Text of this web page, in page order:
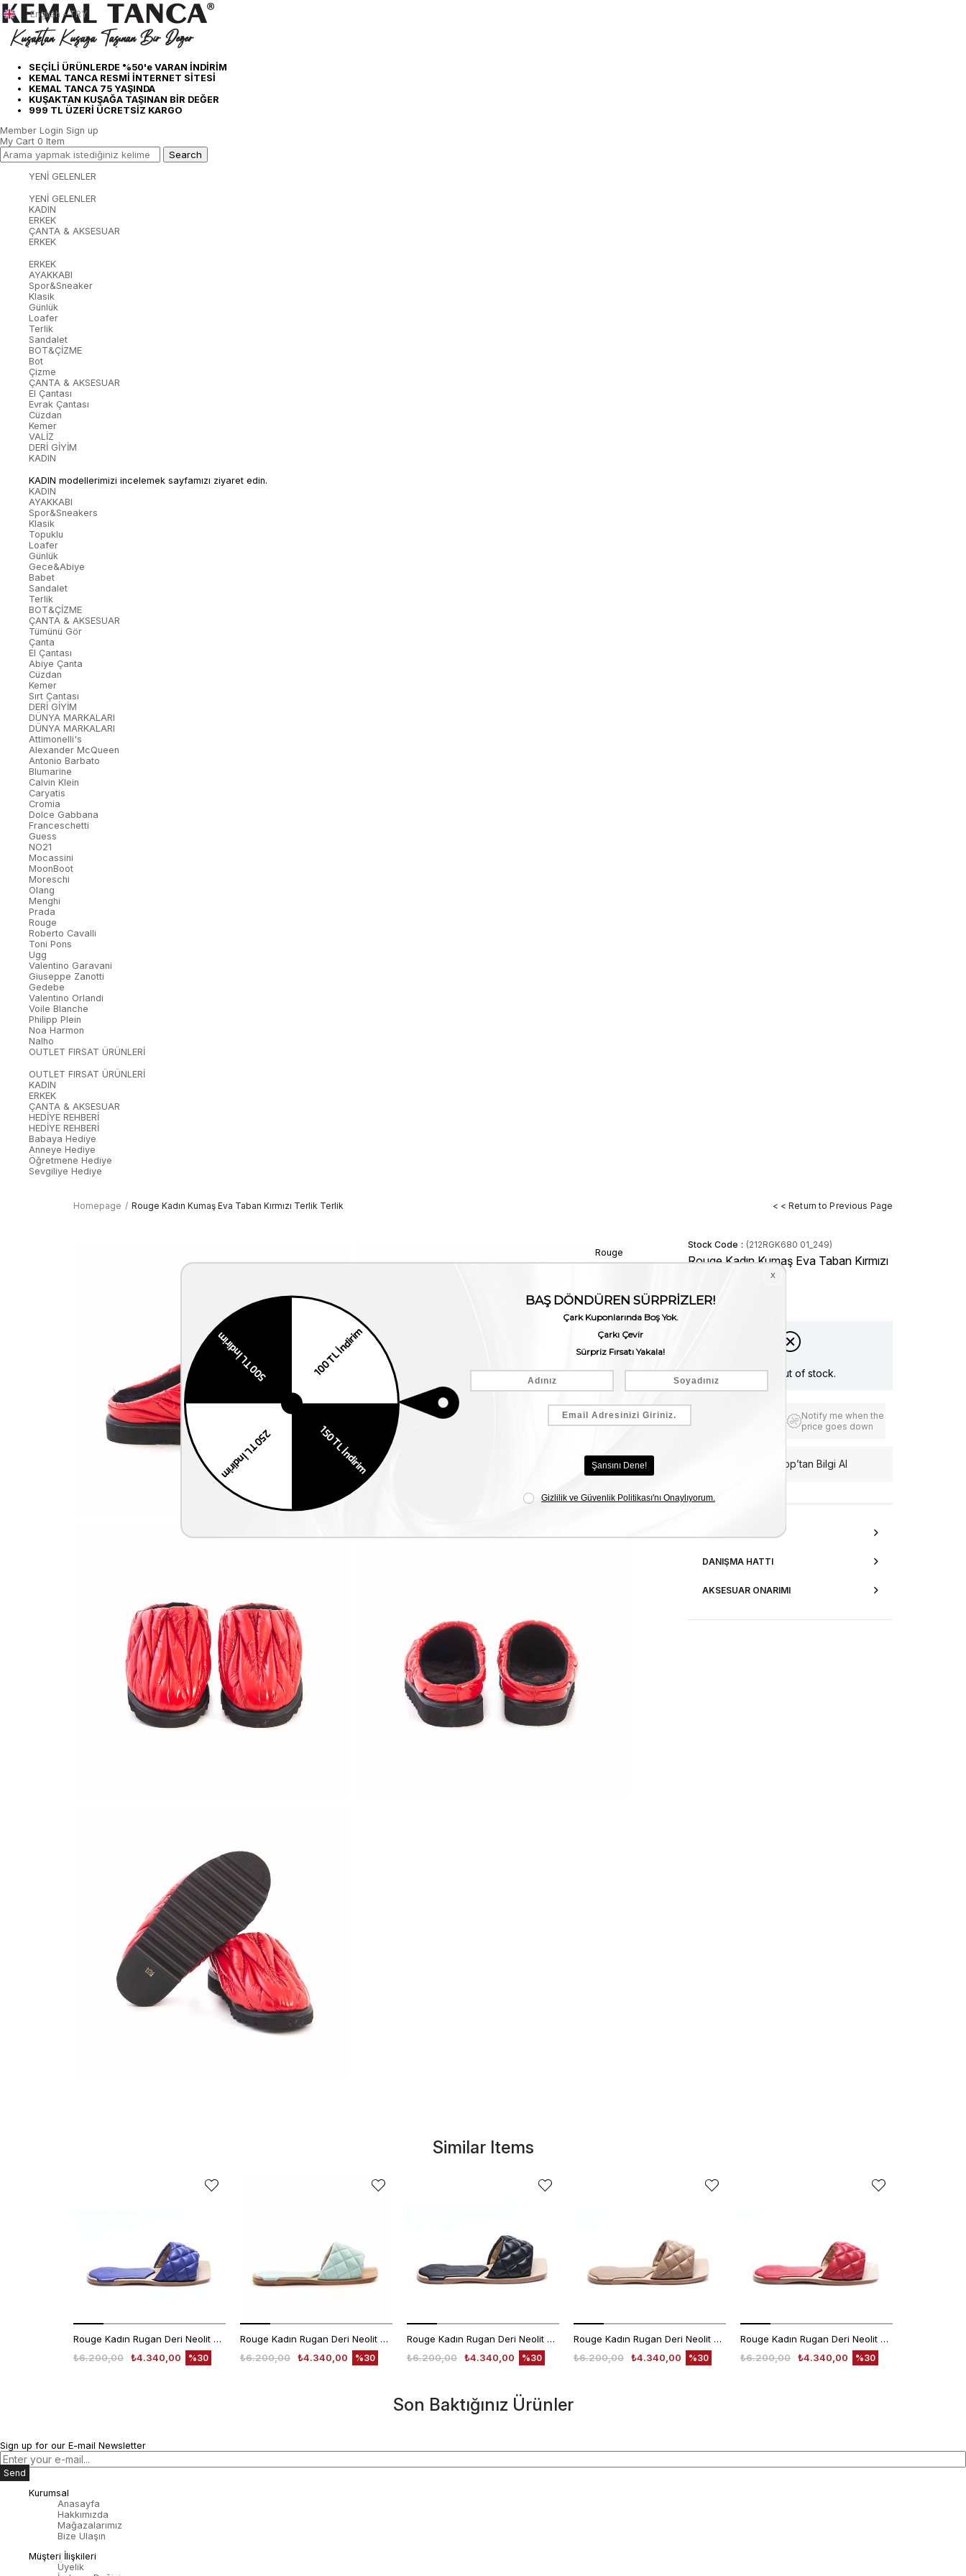
SEÇİLİ ÜRÜNLERDE %50'e VARAN İNDİRİM
KEMAL TANCA RESMİ İNTERNET SİTESİ
KEMAL TANCA 75 YAŞINDA
KUŞAKTAN KUŞAĞA TAŞINAN BİR DEĞER
999 TL ÜZERİ ÜCRETSİZ KARGO
English - TRY
Member Login Sign up
My Cart 0 Item
YENİ GELENLER
YENİ GELENLER
KADIN
ERKEK
ÇANTA & AKSESUAR
ERKEK
ERKEK
AYAKKABI
Spor&Sneaker
Klasik
Günlük
Loafer
Terlik
Sandalet
BOT&ÇİZME
Bot
Çizme
ÇANTA & AKSESUAR
El Çantası
Evrak Çantası
Cüzdan
Kemer
VALİZ
DERİ GİYİM
KADIN
KADIN modellerimizi incelemek sayfamızı ziyaret edin.
KADIN
AYAKKABI
Spor&Sneakers
Klasik
Topuklu
Loafer
Günlük
Gece&Abiye
Babet
Sandalet
Terlik
BOT&ÇİZME
ÇANTA & AKSESUAR
Tümünü Gör
Çanta
El Çantası
Abiye Çanta
Cüzdan
Kemer
Sırt Çantası
DERİ GİYİM
DÜNYA MARKALARI
DÜNYA MARKALARI
Attimonelli's
Alexander McQueen
Antonio Barbato
Blumarine
Calvin Klein
Caryatis
Cromia
Dolce Gabbana
Franceschetti
Guess
NO21
Mocassini
MoonBoot
Moreschi
Olang
Menghi
Prada
Rouge
Roberto Cavalli
Toni Pons
Ugg
Valentino Garavani
Giuseppe Zanotti
Gedebe
Valentino Orlandi
Voile Blanche
Philipp Plein
Noa Harmon
Nalho
OUTLET FIRSAT ÜRÜNLERİ
OUTLET FIRSAT ÜRÜNLERİ
KADIN
ERKEK
ÇANTA & AKSESUAR
HEDİYE REHBERİ
HEDİYE REHBERİ
Babaya Hediye
Anneye Hediye
Öğretmene Hediye
Sevgiliye Hediye
Homepage Rouge Kadın Kumaş Eva Taban Kırmızı Terlik Terlik < < Return to Previous Page
Rouge
Stock Code (212RGK680 01_249)
Rouge Kadın Kumaş Eva Taban Kırmızı
Stock Amount
Item is out of stock.
Notify me when the
price goes down
WhatsApp’tan Bilgi Al
DANIŞMA HATTI
AKSESUAR ONARIMI
Similar Items
Rouge Kadın Rugan Deri Neolit Taban Mor Terlik Terlik
₺4.340,00
₺6.200,00 %30
Rouge Kadın Rugan Deri Neolit Taban Açık Mavi Terlik Terlik
₺4.340,00
₺6.200,00 %30
Rouge Kadın Rugan Deri Neolit Taban Siyah Terlik Terlik
₺4.340,00
₺6.200,00 %30
Rouge Kadın Rugan Deri Neolit Taban Bej Parlak Terlik Terlik
₺4.340,00
₺6.200,00 %30
Rouge Kadın Rugan Deri Neolit Taban Kırmızı Terlik Terlik
₺4.340,00
₺6.200,00 %30
Son Baktığınız Ürünler
Sign up for our E-mail Newsletter
Send
Kurumsal
Anasayfa
Hakkımızda
Mağazalarımız
Bize Ulaşın
Müşteri İlişkileri
Üyelik